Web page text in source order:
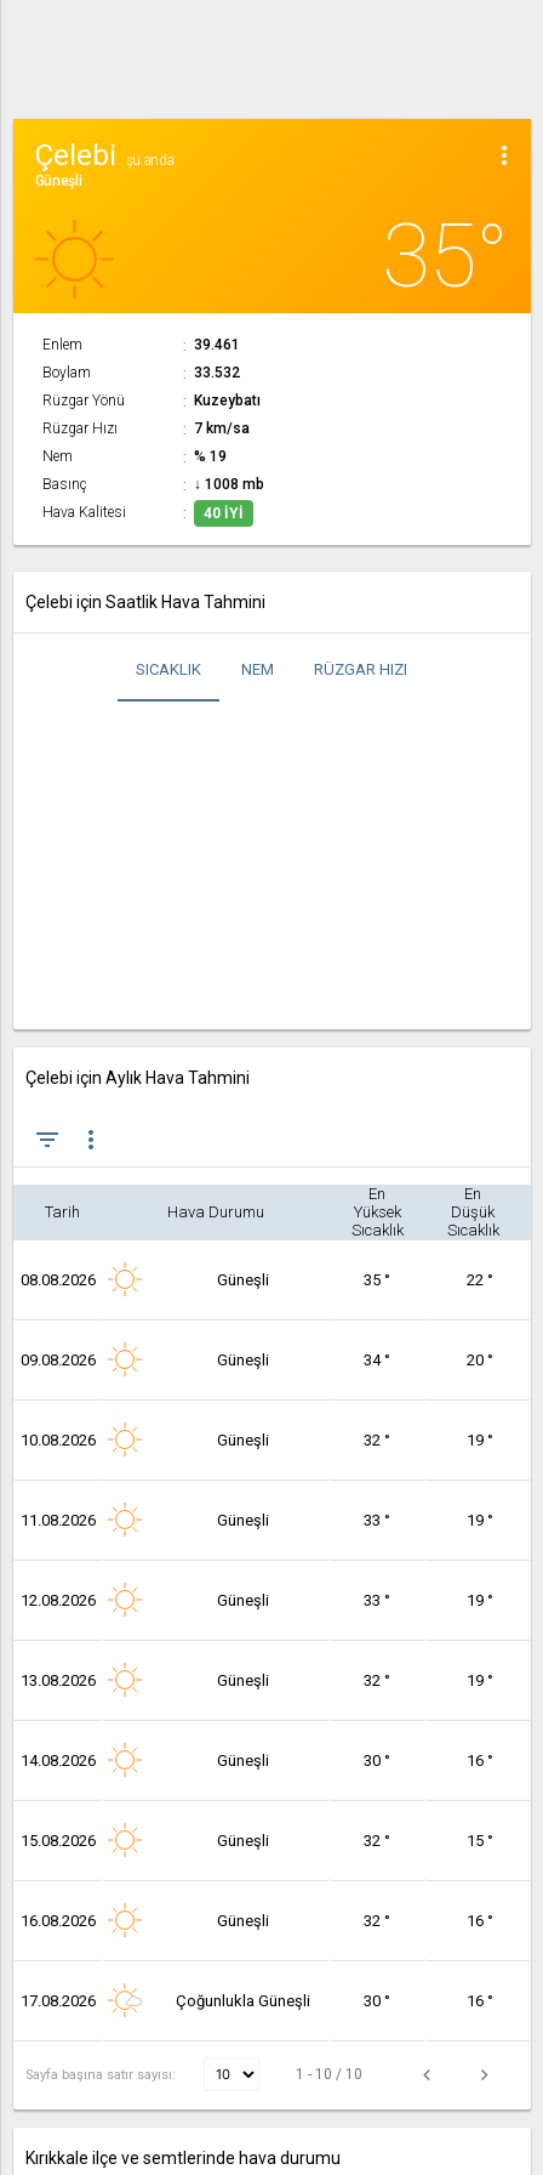
more_vert
Çelebi
şu anda
Güneşli
35°
Enlem
39.461
Boylam
33.532
Rüzgar Yönü
Kuzeybatı
Rüzgar Hızı
7 km/sa
Nem
% 19
Basınç
↓ 1008 mb
Hava Kalitesi
40 İYI
Çelebi için Saatlik Hava Tahmini
SICAKLIK NEM RÜZGAR HIZI
Çelebi için Aylık Hava Tahmini
filter_list more_vert
Tarih Hava Durumu
En
Yüksek
Sıcaklık
En
Düşük
Sıcaklık
08.08.2026 Güneşli 35 ° 22 °
09.08.2026 Güneşli 34 ° 20 °
10.08.2026 Güneşli 32 ° 19 °
11.08.2026 Güneşli 33 ° 19 °
12.08.2026 Güneşli 33 ° 19 °
13.08.2026 Güneşli 32 ° 19 °
14.08.2026 Güneşli 30 ° 16 °
15.08.2026 Güneşli 32 ° 15 °
16.08.2026 Güneşli 32 ° 16 °
17.08.2026 Çoğunlukla Güneşli 30 ° 16 °
Sayfa başına satır sayısı: 1 - 10 / 10
Kırıkkale ilçe ve semtlerinde hava durumu